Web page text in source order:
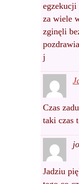
egzekucji
za wiele
zginęli
j
Czas
taki czas
Jadziu